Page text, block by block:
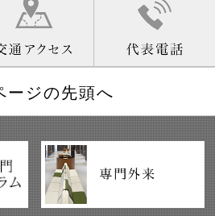
ージの先頭へ